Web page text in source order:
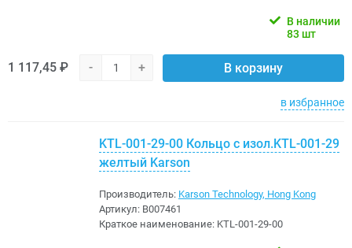
В наличии
83 шт
1 117,45 ₽ - + В корзину
в избранное
KTL-001-29-00 Кольцо с изол.KTL-001-29
желтый Karson
Производитель: Karson Technology, Hong Kong
Артикул: B007461
Краткое наименование: KTL-001-29-00